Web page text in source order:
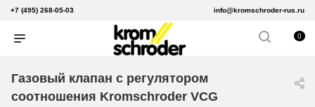
+7 (495) 268-05-03 info@kromschroder-rus.ru
0
Газовый клапан с регулятором
соотношения Kromschroder VCG